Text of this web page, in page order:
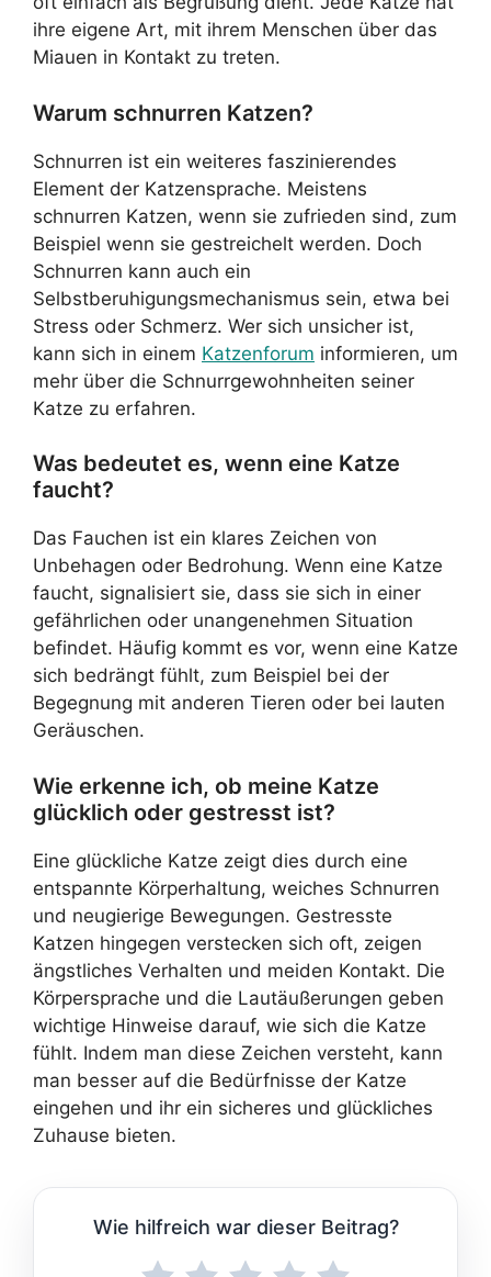
ihre eigene Art, mit ihrem Menschen über das
Miauen in Kontakt zu treten.
Warum schnurren Katzen?
Schnurren ist ein weiteres faszinierendes
Element der Katzensprache. Meistens
schnurren Katzen, wenn sie zufrieden sind, zum
Beispiel wenn sie gestreichelt werden. Doch
Schnurren kann auch ein
Selbstberuhigungsmechanismus sein, etwa bei
Stress oder Schmerz. Wer sich unsicher ist,
kann sich in einem Katzenforum informieren, um
mehr über die Schnurrgewohnheiten seiner
Katze zu erfahren.
Was bedeutet es, wenn eine Katze
faucht?
Das Fauchen ist ein klares Zeichen von
Unbehagen oder Bedrohung. Wenn eine Katze
faucht, signalisiert sie, dass sie sich in einer
gefährlichen oder unangenehmen Situation
befindet. Häufig kommt es vor, wenn eine Katze
sich bedrängt fühlt, zum Beispiel bei der
Begegnung mit anderen Tieren oder bei lauten
Geräuschen.
Wie erkenne ich, ob meine Katze
glücklich oder gestresst ist?
Eine glückliche Katze zeigt dies durch eine
entspannte Körperhaltung, weiches Schnurren
und neugierige Bewegungen. Gestresste
Katzen hingegen verstecken sich oft, zeigen
ängstliches Verhalten und meiden Kontakt. Die
Körpersprache und die Lautäußerungen geben
wichtige Hinweise darauf, wie sich die Katze
fühlt. Indem man diese Zeichen versteht, kann
man besser auf die Bedürfnisse der Katze
eingehen und ihr ein sicheres und glückliches
Zuhause bieten.
Wie hilfreich war dieser Beitrag?